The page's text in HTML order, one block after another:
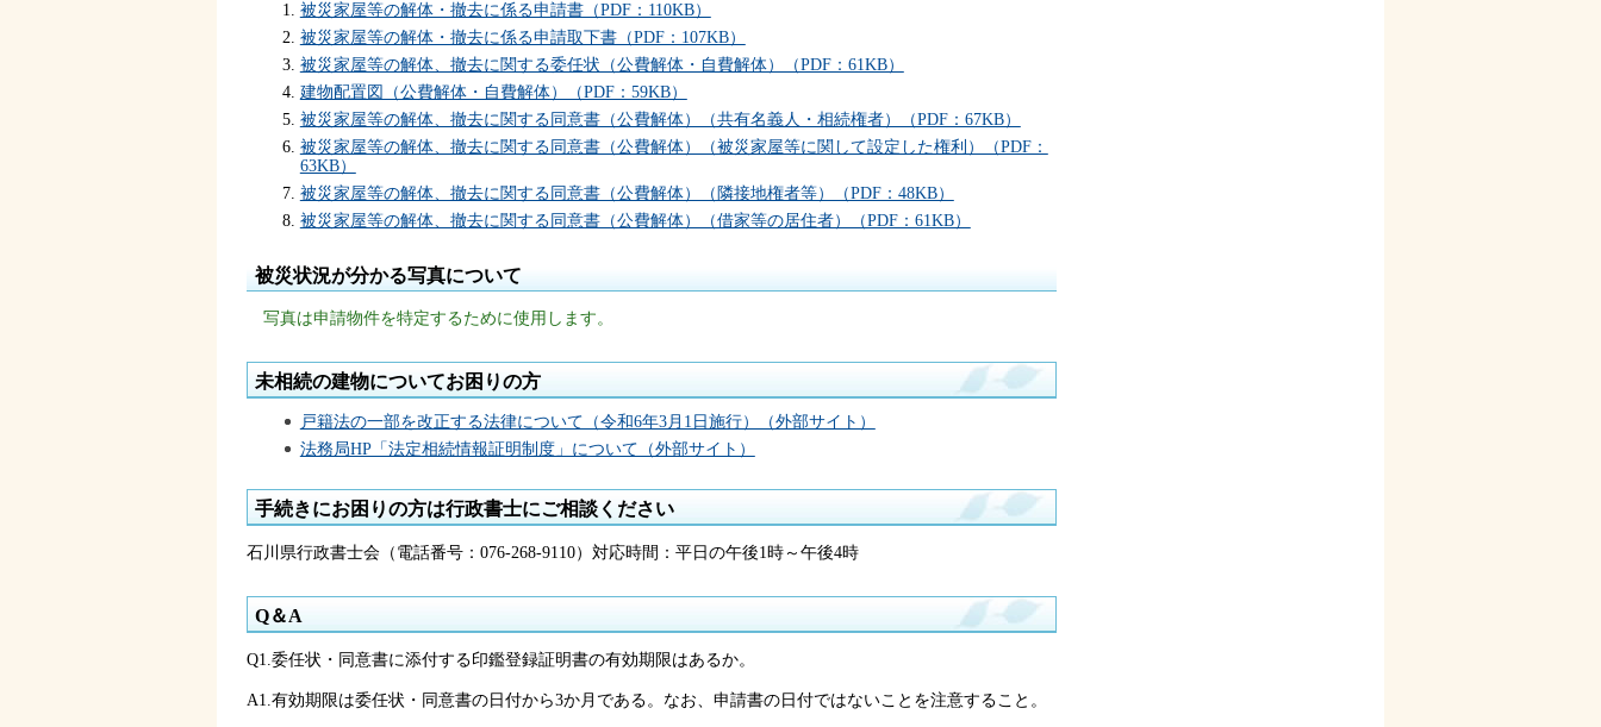
被災家屋等の解体・撤去に係る申請書（PDF：110KB）
被災家屋等の解体・撤去に係る申請取下書（PDF：107KB）
被災家屋等の解体、撤去に関する委任状（公費解体・自費解体）（PDF：61KB）
建物配置図（公費解体・自費解体）（PDF：59KB）
被災家屋等の解体、撤去に関する同意書（公費解体）（共有名義人・相続権者）（PDF：67KB）
被災家屋等の解体、撤去に関する同意書（公費解体）（被災家屋等に関して設定した権利）（PDF：
63KB）
被災家屋等の解体、撤去に関する同意書（公費解体）（隣接地権者等）（PDF：48KB）
被災家屋等の解体、撤去に関する同意書（公費解体）（借家等の居住者）（PDF：61KB）
被災状況が分かる写真について
写真は申請物件を特定するために使用します。
未相続の建物についてお困りの方
戸籍法の一部を改正する法律について（令和6年3月1日施行）（外部サイト）
法務局HP「法定相続情報証明制度」について（外部サイト）
手続きにお困りの方は行政書士にご相談ください
石川県行政書士会（電話番号：076-268-9110）対応時間：平日の午後1時～午後4時
Q＆A
Q1.委任状・同意書に添付する印鑑登録証明書の有効期限はあるか。
A1.有効期限は委任状・同意書の日付から3か月である。なお、申請書の日付ではないことを注意すること。